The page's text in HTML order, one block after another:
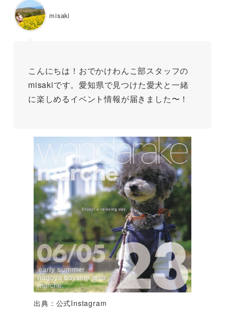
misaki
こんにちは！おでかけわんこ部スタッフの
misakiです。愛知県で見つけた愛犬と一緒
に楽しめるイベント情報が届きました〜！
出典：公式Instagram